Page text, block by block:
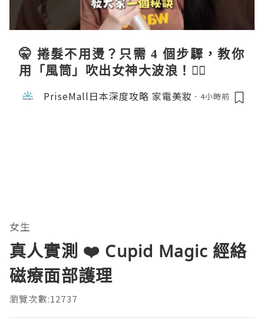
🤫 捲髮不用燙？只需 4 個步驟，教你
用「風筒」吹出女神大波浪！💇‍♀️
PriseMall日本深度攻略 家電美妝 4小時前
女生
真人實測 ❤️ Cupid Magic 經絡
磁療面部護理
瀏覽次數:12737